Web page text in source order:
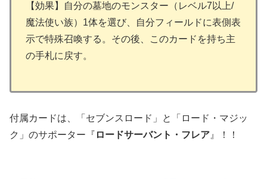
【効果】自分の墓地のモンスター（レベル7以上/
魔法使い族）1体を選び、自分フィールドに表側表
示で特殊召喚する。その後、このカードを持ち主
の手札に戻す。
付属カードは、「セブンスロード」と「ロード・マジッ
ク」のサポーター『 ロードサーバント・フレア 』！！